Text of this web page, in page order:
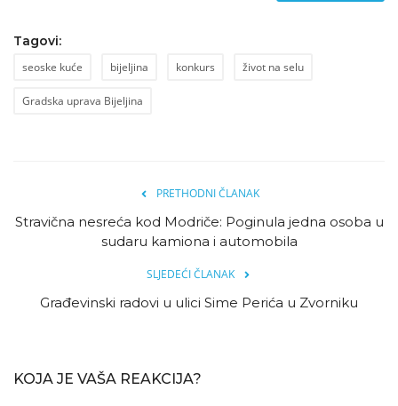
Tagovi:
seoske kuće bijeljina konkurs život na selu
Gradska uprava Bijeljina
PRETHODNI ČLANAK
Stravična nesreća kod Modriče: Poginula jedna osoba u
sudaru kamiona i automobila
SLJEDEĆI ČLANAK
Građevinski radovi u ulici Sime Perića u Zvorniku
KOJA JE VAŠA REAKCIJA?